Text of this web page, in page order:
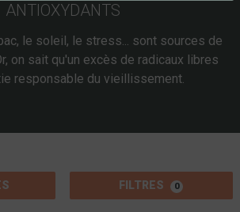
ANTIOXYDANTS
le soleil, le stress... sont sources de
on sait qu'un excès de radicaux libres
responsable du vieillissement.
FILTRES 0